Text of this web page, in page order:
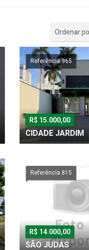
Ordenar
Referência 965
R$ 15.000,00
CIDADE JARDIM
Referência 815
R$ 14.000,00
SÃO JUDAS